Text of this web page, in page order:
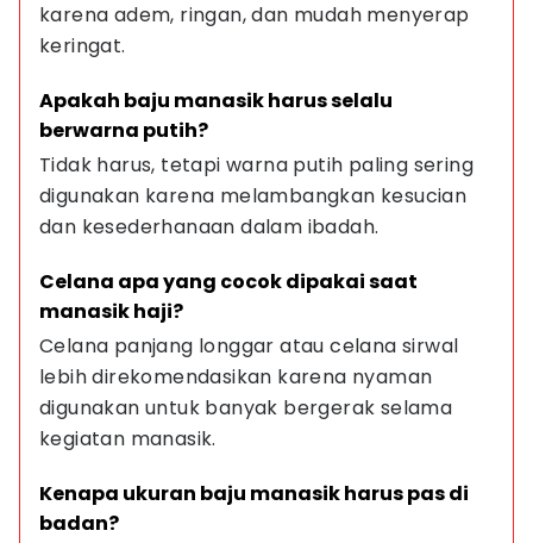
karena adem, ringan, dan mudah menyerap
keringat.
Apakah baju manasik harus selalu
berwarna putih?
Tidak harus, tetapi warna putih paling sering
digunakan karena melambangkan kesucian
dan kesederhanaan dalam ibadah.
Celana apa yang cocok dipakai saat
manasik haji?
Celana panjang longgar atau celana sirwal
lebih direkomendasikan karena nyaman
digunakan untuk banyak bergerak selama
kegiatan manasik.
Kenapa ukuran baju manasik harus pas di
badan?